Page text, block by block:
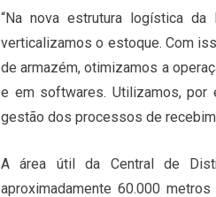
“Na nova estrutura logística
verticalizamos o estoque. Com
de armazém, otimizamos a
e em softwares. Utilizamos, por
gestão dos processos de
A área útil da Central de
aproximadamente 60.000